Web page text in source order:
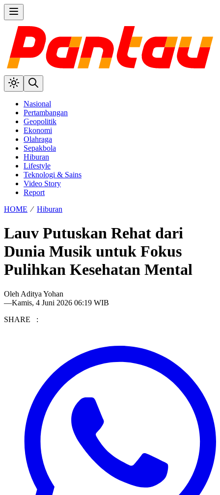
Nasional
Pertambangan
Geopolitik
Ekonomi
Olahraga
Sepakbola
Hiburan
Lifestyle
Teknologi & Sains
Video Story
Report
HOME ⁄ Hiburan
Lauv Putuskan Rehat dari
Dunia Musik untuk Fokus
Pulihkan Kesehatan Mental
Oleh Aditya Yohan
—Kamis, 4 Juni 2026 06:19 WIB
SHARE :